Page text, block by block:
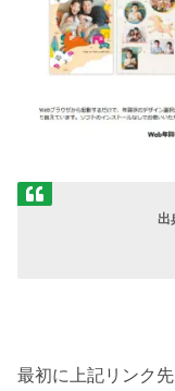
出
最初に上記リンク先